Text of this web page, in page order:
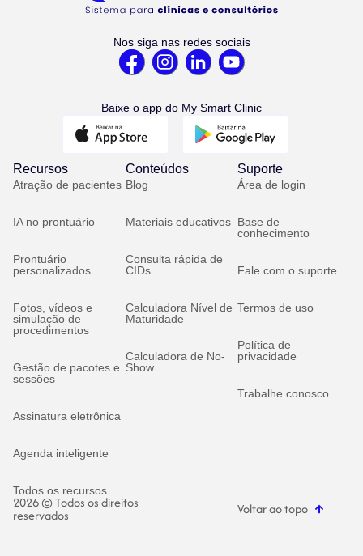
Nos siga nas redes sociais
Baixe o app do My Smart Clinic
Recursos
Atração de pacientes
IA no prontuário
Prontuário
personalizados
Fotos, vídeos e
simulação de
procedimentos
Gestão de pacotes e
sessões
Assinatura eletrônica
Agenda inteligente
Todos os recursos
Conteúdos
Blog
Materiais educativos
Consulta rápida de
CIDs
Calculadora Nível de
Maturidade
Calculadora de No-
Show
Suporte
Área de login
Base de
conhecimento
Fale com o suporte
Termos de uso
Política de
privacidade
Trabalhe conosco
2026 © Todos os direitos
reservados Voltar ao topo